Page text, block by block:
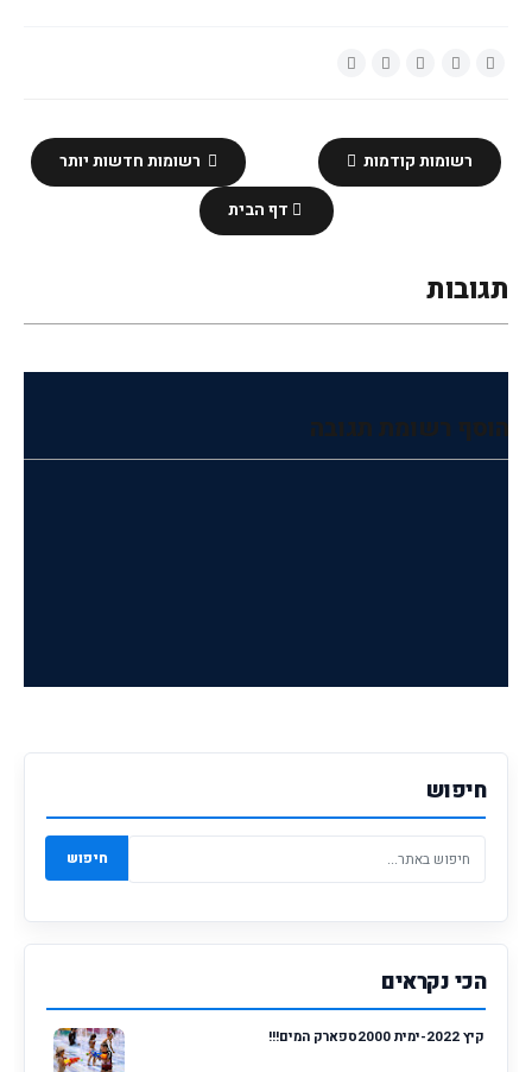
רשומות חדשות יותר רשומות קודמות
דף הבית
תגובות
הוסף רשומת תגובה
חיפוש
חיפוש
הכי נקראים
קיץ 2022-ימית 2000ספארק המים!!!